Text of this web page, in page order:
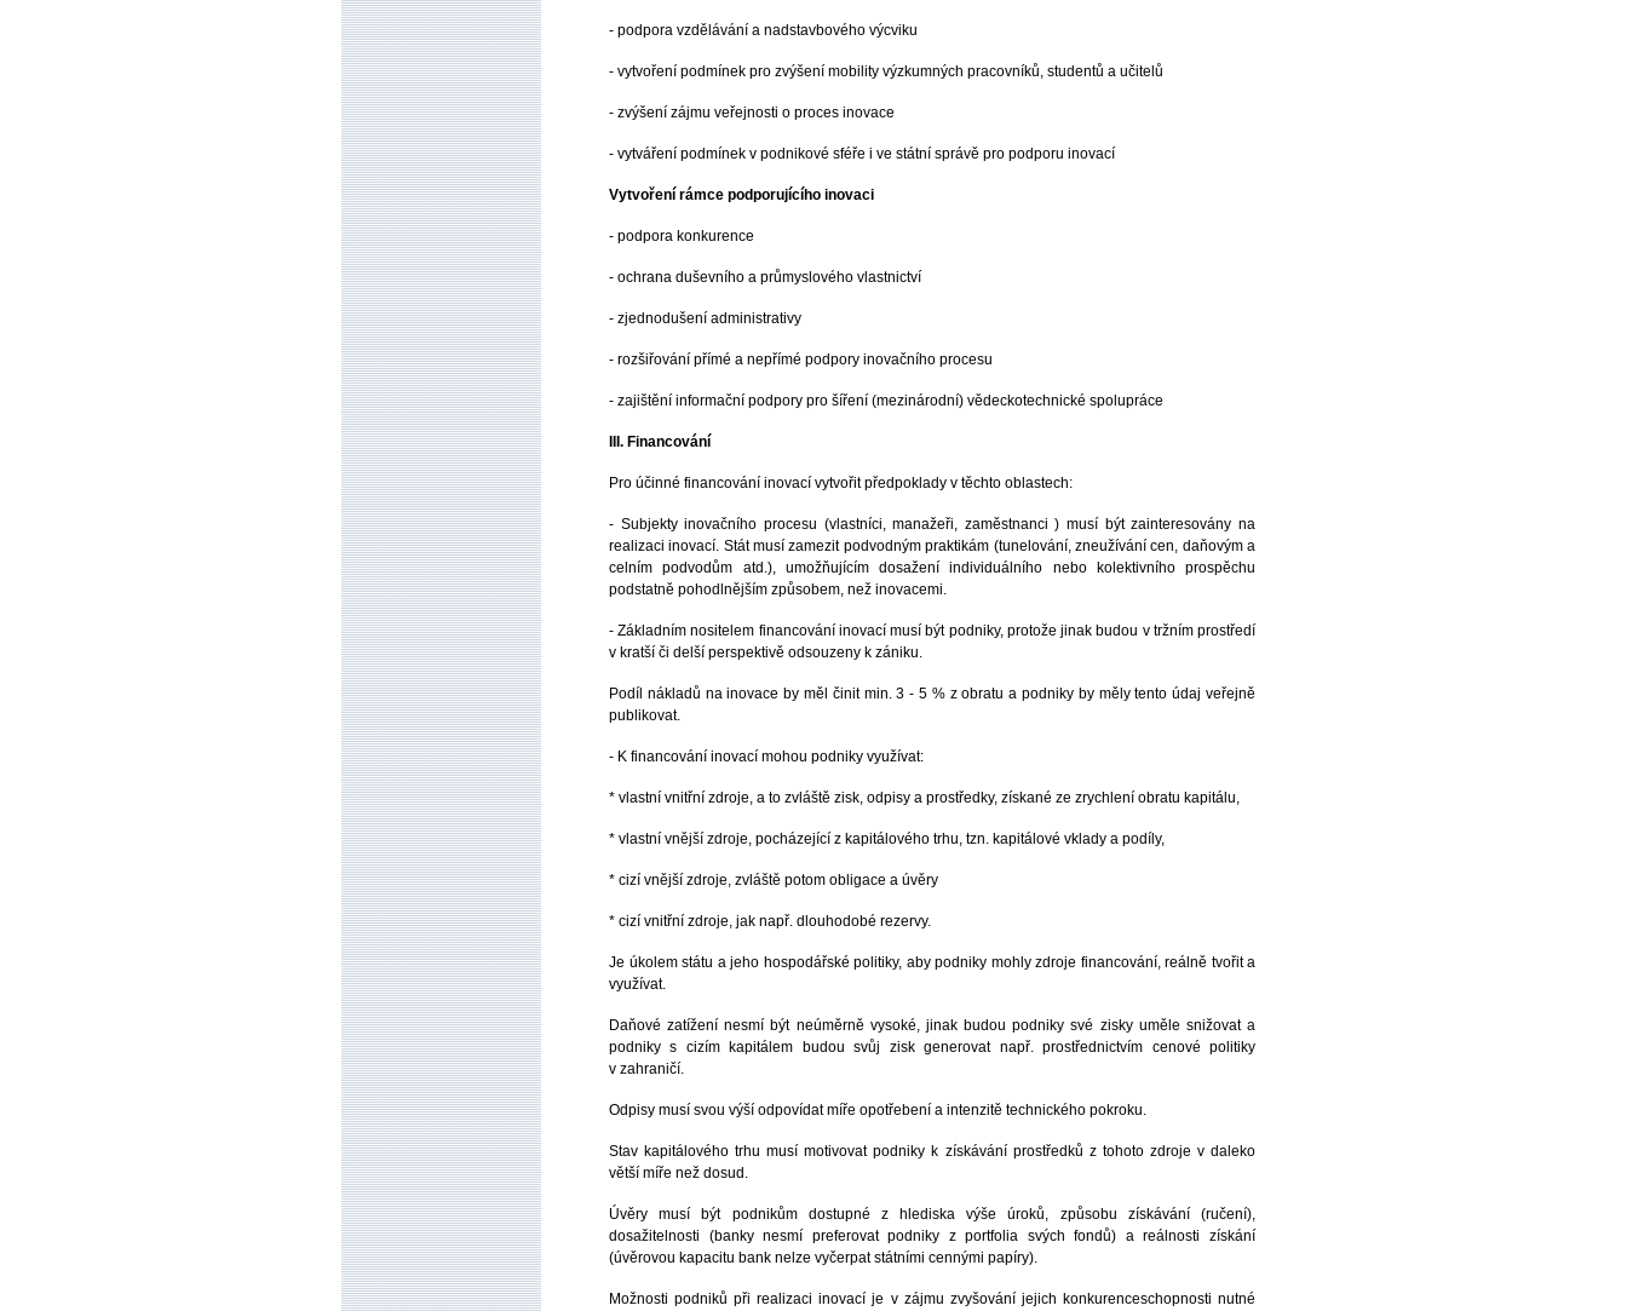
- podpora vzdělávání a nadstavbového výcviku
- vytvoření podmínek pro zvýšení mobility výzkumných pracovníků, studentů a učitelů
- zvýšení zájmu veřejnosti o proces inovace
- vytváření podmínek v podnikové sféře i ve státní správě pro podporu inovací
Vytvoření rámce podporujícího inovaci
- podpora konkurence
- ochrana duševního a průmyslového vlastnictví
- zjednodušení administrativy
- rozšiřování přímé a nepřímé podpory inovačního procesu
- zajištění informační podpory pro šíření (mezinárodní) vědeckotechnické spolupráce
III. Financování
Pro účinné financování inovací vytvořit předpoklady v těchto oblastech:
- Subjekty inovačního procesu (vlastníci, manažeři, zaměstnanci ) musí být zainteresovány na
realizaci inovací. Stát musí zamezit podvodným praktikám (tunelování, zneužívání cen, daňovým a
celním podvodům atd.), umožňujícím dosažení individuálního nebo kolektivního prospěchu
podstatně pohodlnějším způsobem, než inovacemi.
- Základním nositelem financování inovací musí být podniky, protože jinak budou v tržním prostředí
v kratší či delší perspektivě odsouzeny k zániku.
Podíl nákladů na inovace by měl činit min. 3 - 5 % z obratu a podniky by měly tento údaj veřejně
publikovat.
- K financování inovací mohou podniky využívat:
* vlastní vnitřní zdroje, a to zvláště zisk, odpisy a prostředky, získané ze zrychlení obratu kapitálu,
* vlastní vnější zdroje, pocházející z kapitálového trhu, tzn. kapitálové vklady a podíly,
* cizí vnější zdroje, zvláště potom obligace a úvěry
* cizí vnitřní zdroje, jak např. dlouhodobé rezervy.
Je úkolem státu a jeho hospodářské politiky, aby podniky mohly zdroje financování, reálně tvořit a
využívat.
Daňové zatížení nesmí být neúměrně vysoké, jinak budou podniky své zisky uměle snižovat a
podniky s cizím kapitálem budou svůj zisk generovat např. prostřednictvím cenové politiky
v zahraničí.
Odpisy musí svou výší odpovídat míře opotřebení a intenzitě technického pokroku.
Stav kapitálového trhu musí motivovat podniky k získávání prostředků z tohoto zdroje v daleko
větší míře než dosud.
Úvěry musí být podnikům dostupné z hlediska výše úroků, způsobu získávání (ručení),
dosažitelnosti (banky nesmí preferovat podniky z portfolia svých fondů) a reálnosti získání
(úvěrovou kapacitu bank nelze vyčerpat státními cennými papíry).
Možnosti podniků při realizaci inovací je v zájmu zvyšování jejich konkurenceschopnosti nutné